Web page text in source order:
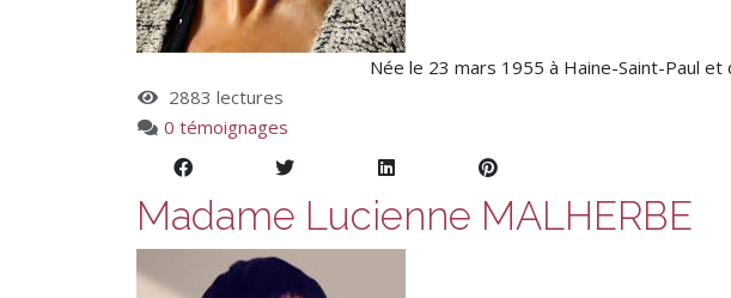
Née le 23 mars 1955 à Haine-Saint-Paul
2883 lectures
0 témoignages
Madame Lucienne MALHERBE